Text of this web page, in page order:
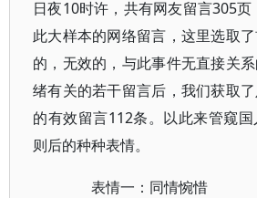
日夜10时许，共有网友留言305
此大样本的网络留言，这里选取
的，无效的，与此事件无直接关
绪有关的若干留言后，我们获取
的有效留言112条。以此来管窥
则后的种种表情。
表情一：同情惋惜